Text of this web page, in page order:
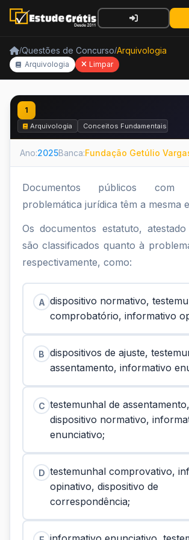
/Questões de Concurso/Arquivologia
Arquivologia Limpar
1
Arquivologia
Conceitos Fundamentais
Ano:2025Banca:Fundação Getúlio
Documentos públicos
problemática jurídica têm a mesma
Os documentos estatuto,
são classificados quanto à
respectivamente, como:
A dispositivo normativo,
comprobatório, informativo
B dispositivos de ajuste,
assentamento, informativo
C testemunhal de assentamento,
dispositivo normativo,
enunciativo;
D testemunhal comprovativo,
opinativo, dispositivo de
correspondência;